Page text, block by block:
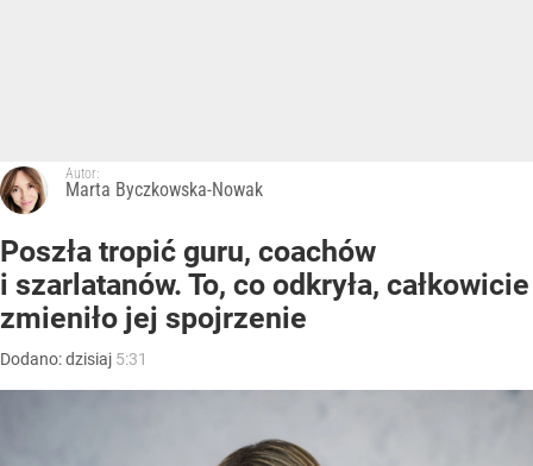
Autor:
Marta Byczkowska-Nowak
Poszła tropić guru, coachów
i szarlatanów. To, co odkryła, całkowicie
zmieniło jej spojrzenie
Dodano:dzisiaj 5:31